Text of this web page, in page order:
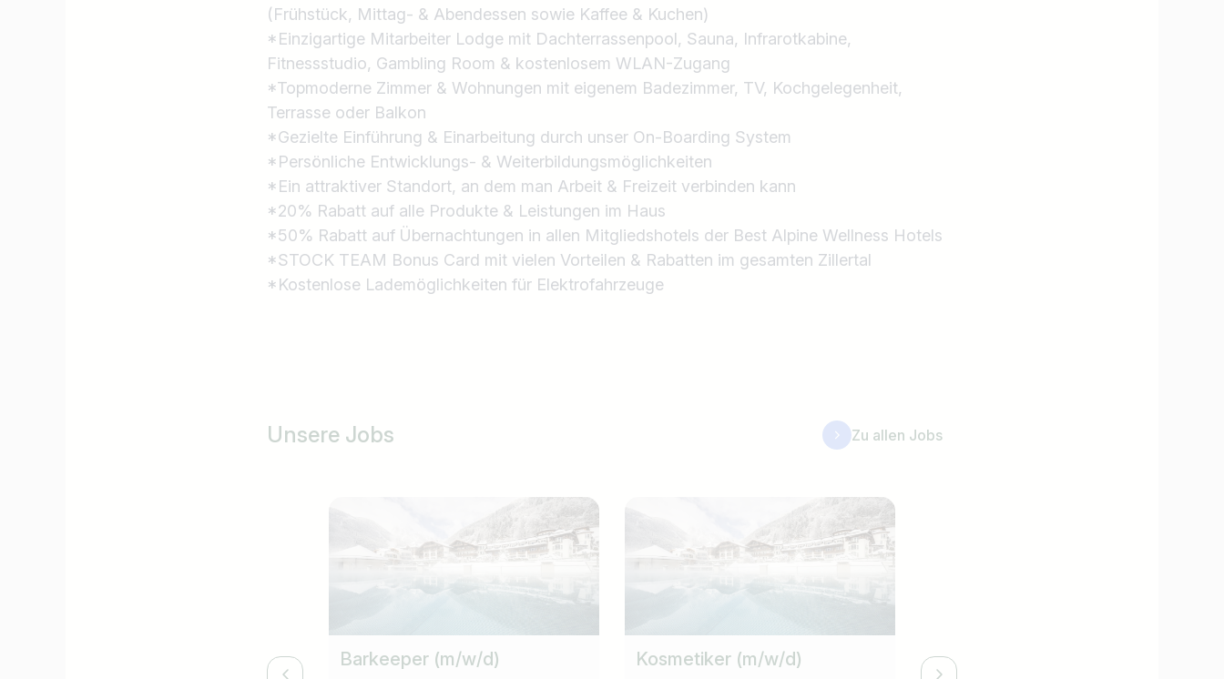
(Frühstück, Mittag- & Abendessen sowie Kaffee & Kuchen)
*Einzigartige Mitarbeiter Lodge mit Dachterrassenpool, Sauna, Infrarotkabine,
Fitnessstudio, Gambling Room & kostenlosem WLAN-Zugang
*Topmoderne Zimmer & Wohnungen mit eigenem Badezimmer, TV, Kochgelegenheit,
Terrasse oder Balkon
*Gezielte Einführung & Einarbeitung durch unser On-Boarding System
*Persönliche Entwicklungs- & Weiterbildungsmöglichkeiten
*Ein attraktiver Standort, an dem man Arbeit & Freizeit verbinden kann
*20% Rabatt auf alle Produkte & Leistungen im Haus
*50% Rabatt auf Übernachtungen in allen Mitgliedshotels der Best Alpine Wellness Hotels
*STOCK TEAM Bonus Card mit vielen Vorteilen & Rabatten im gesamten Zillertal
*Kostenlose Lademöglichkeiten für Elektrofahrzeuge
Unsere Jobs Zu allen Jobs
Barkeeper (m/w/d) Kosmetiker (m/w/d) Systemadministrator (m/w/d)